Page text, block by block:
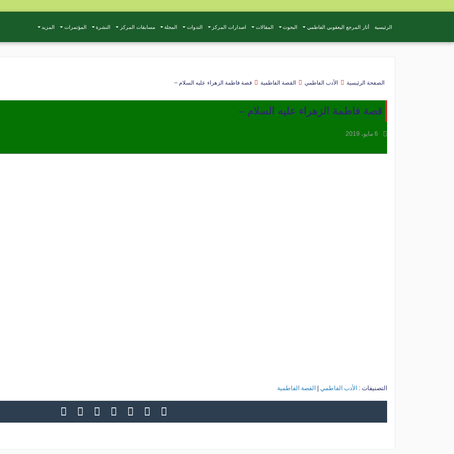
الرئيسية أثار المرجع اليعقوبي الفاطمي البحوث المقالات اصدارات المركز الندوات المجلة مسابقات المركز النشرة المؤتمرات المزيد
الصفحة الرئيسية الأدب الفاطمي القصة الفاطمية قصة فاطمة الزهراء عليه السلام –
قصة فاطمة الزهراء عليه السلام –
6 مايو، 2019
التصنيفات : الأدب الفاطمي القصة الفاطمية